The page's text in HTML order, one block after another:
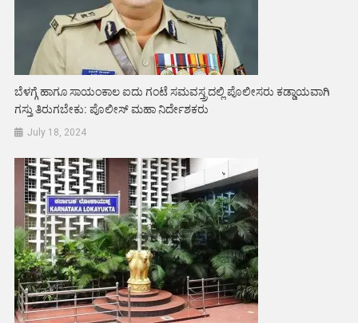
ಬೆಳಗ್ಗೆ ಹಾಗೂ ಸಾಯಂಕಾಲ ಐದು ಗಂಟೆ ಸಮವಸ್ತ್ರದಲ್ಲಿ ಪೊಲೀಸರು ಕಡ್ಡಾಯವಾಗಿ
ಗಸ್ತು ತಿರುಗಬೇಕು: ಪೊಲೀಸ್ ಮಹಾ ನಿರ್ದೇಶಕರು
July 18, 2024